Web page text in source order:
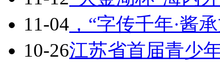
11-04 ，“字传千年·酱
10-26江苏省首届青少